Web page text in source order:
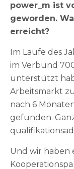
power_m ist
geworden.
erreicht?
Im Laufe des
im Verbund
unterstützt
Arbeitsmarkt
nach 6
gefunden.
Und wir haben